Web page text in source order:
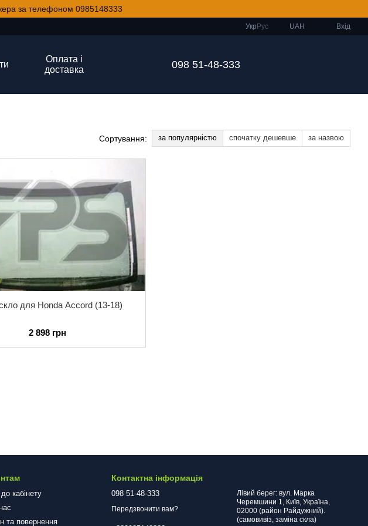
за телефоном 0985148333
Укр Рус UAH Вхід
Оплата і
доставка
098 51-48-333
Сортування: за популярністю спочатку дешевше за назвою
для Honda Accord (13-18)
2 898 грн
кабінету
та повернення
Контактна інформація
098 51-48-333
Передзвонити вам?
Лівий берег: вул. Марка
Черемшини 1, Київ, Україна,
02000 (район Райдужний).
(самовивіз, заміна скла)